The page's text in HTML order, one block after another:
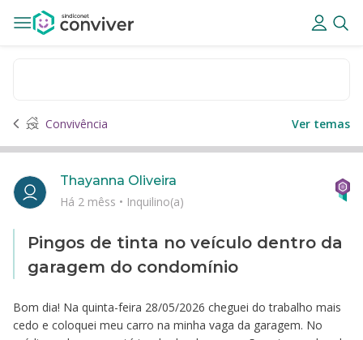
Convivência Ver temas
Pingos de tinta no veículo dentro da
garagem do condomínio
Bom dia! Na quinta-feira 28/05/2026 cheguei do trabalho mais
cedo e coloquei meu carro na minha vaga da garagem. No
Thayanna Oliveira
Há 2 mêss • Inquilino(a)